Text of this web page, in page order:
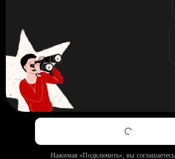
Нажимая «Подключить», вы соглашаетесь